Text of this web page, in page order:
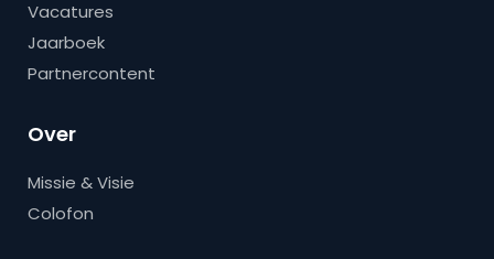
Vacatures
Jaarboek
Partnercontent
Over
Missie & Visie
Colofon